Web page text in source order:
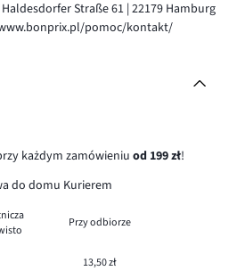
Straße 61 | 22179 Hamburg
pomoc/kontakt/
każdym zamówieniuod 199 zł!
do domu Kurierem
Przy odbiorze
13,50 zł